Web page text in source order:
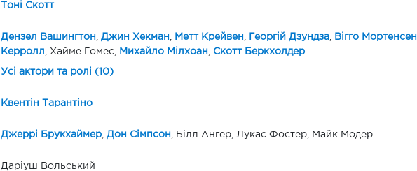
Тоні Скотт
Дензел Вашингтон Джин Хекман Метт Крейвен Георгій Дзундза, Вігго Мортенсен
Керролл , Хайме Гомес, Михайло Мілхоан Скотт Беркхолдер
Усі актори та ролі (10)
Квентін Тарантіно
Джеррі Брукхаймер, Дон Сімпсон , Білл Ангер, Лукас Фостер, Майк Модер
Даріуш Вольський